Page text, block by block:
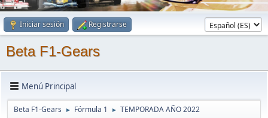
Iniciar sesión Registrarse
Beta F1-Gears
Menú Principal
Beta F1-Gears ► Fórmula 1 ► TEMPORADA AÑO 2022